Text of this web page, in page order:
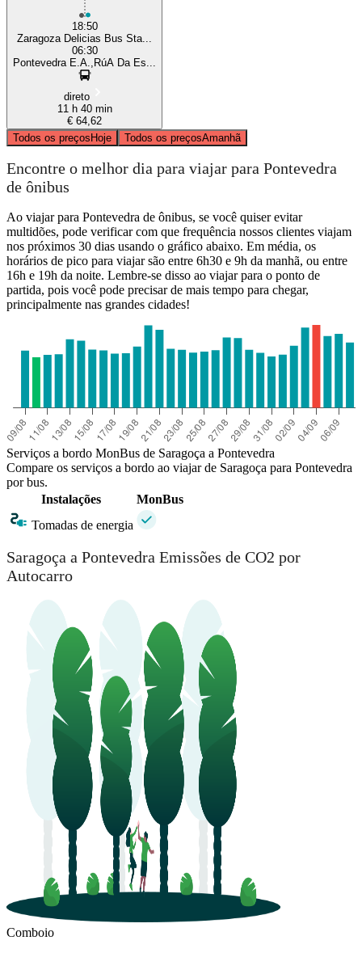
18:50
Zaragoza Delicias Bus Sta...
06:30
Pontevedra E.A.,RúA Da Es...
direto
11 h 40 min
€ 64,62
Todos os preçosHoje Todos os preçosAmanhã
Encontre o melhor dia para viajar para Pontevedra
de ônibus
Ao viajar para Pontevedra de ônibus, se você quiser evitar
multidões, pode verificar com que frequência nossos clientes viajam
nos próximos 30 dias usando o gráfico abaixo. Em média, os
horários de pico para viajar são entre 6h30 e 9h da manhã, ou entre
16h e 19h da noite. Lembre-se disso ao viajar para o ponto de
partida, pois você pode precisar de mais tempo para chegar,
principalmente nas grandes cidades!
Serviços a bordo MonBus de Saragoça a Pontevedra
Compare os serviços a bordo ao viajar de Saragoça para Pontevedra
por bus.
Instalações
MonBus
Tomadas de energia
Saragoça a Pontevedra Emissões de CO2 por
Autocarro
Comboio